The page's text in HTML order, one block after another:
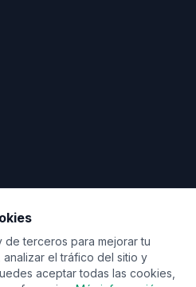
de terceros para mejorar tu
el tráfico del sitio y
aceptar todas las cookies,